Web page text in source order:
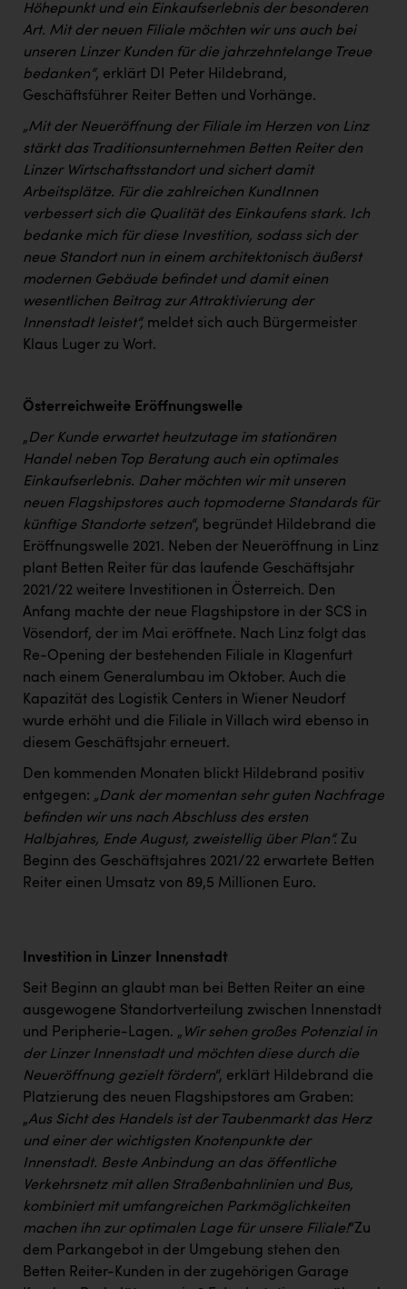
Orlen
PEZ
REMAX
RE/MAX Welcome
Resch&Frisch
RUBBLE MASTER
Ruderclub Wels
SCRI - Salzburg Cancer Research Institute
SCHMACHTL GmbH
Seher + Partner
Smurfit Westrock Nettingsdorf
TCL
TGW Logistics
TRAILOMAT & Cycling Austria
VERITAS
Vier Diamanten
Vorlagenportal
Wir besiegen Krebs
Wirtschaftskammer OÖ
ZGONC
ZULuft - Zukunft Luft Austria
z.l.ö.
Österreichisches Hebammengremium
Wirtschaftskammer OÖ Energiehandel
kunden basics
kontakt
Höhepunkt und ein Einkaufserlebnis der besonderen
Art. Mit der neuen Filiale möchten wir uns auch bei
unseren Linzer Kunden für die jahrzehntelange Treue
bedanken“, erklärt DI Peter Hildebrand,
Geschäftsführer Reiter Betten und Vorhänge.
„Mit der Neueröffnung der Filiale im Herzen von Linz
stärkt das Traditionsunternehmen Betten Reiter den
Linzer Wirtschaftsstandort und sichert damit
Arbeitsplätze. Für die zahlreichen KundInnen
verbessert sich die Qualität des Einkaufens stark. Ich
bedanke mich für diese Investition, sodass sich der
neue Standort nun in einem architektonisch äußerst
modernen Gebäude befindet und damit einen
wesentlichen Beitrag zur Attraktivierung der
Innenstadt leistet“, meldet sich auch Bürgermeister
Klaus Luger zu Wort.
Österreichweite Eröffnungswelle
„Der Kunde erwartet heutzutage im stationären
Handel neben Top Beratung auch ein optimales
Einkaufserlebnis. Daher möchten wir mit unseren
neuen Flagshipstores auch topmoderne Standards für
künftige Standorte setzen“, begründet Hildebrand die
Eröffnungswelle 2021. Neben der Neueröffnung in Linz
plant Betten Reiter für das laufende Geschäftsjahr
2021/22 weitere Investitionen in Österreich. Den
Anfang machte der neue Flagshipstore in der SCS in
Vösendorf, der im Mai eröffnete. Nach Linz folgt das
Re-Opening der bestehenden Filiale in Klagenfurt
nach einem Generalumbau im Oktober. Auch die
Kapazität des Logistik Centers in Wiener Neudorf
wurde erhöht und die Filiale in Villach wird ebenso in
diesem Geschäftsjahr erneuert.
Den kommenden Monaten blickt Hildebrand positiv
entgegen: „Dank der momentan sehr guten Nachfrage
befinden wir uns nach Abschluss des ersten
Halbjahres, Ende August, zweistellig über Plan“. Zu
Beginn des Geschäftsjahres 2021/22 erwartete Betten
Reiter einen Umsatz von 89,5 Millionen Euro.
Investition in Linzer Innenstadt
Seit Beginn an glaubt man bei Betten Reiter an eine
ausgewogene Standortverteilung zwischen Innenstadt
und Peripherie-Lagen. „ Wir sehen großes Potenzial in
der Linzer Innenstadt und möchten diese durch die
Neueröffnung gezielt fördern“, erklärt Hildebrand die
Platzierung des neuen Flagshipstores am Graben:
„Aus Sicht des Handels ist der Taubenmarkt das Herz
und einer der wichtigsten Knotenpunkte der
Innenstadt. Beste Anbindung an das öffentliche
Verkehrsnetz mit allen Straßenbahnlinien und Bus,
kombiniert mit umfangreichen Parkmöglichkeiten
machen ihn zur optimalen Lage für unsere Filiale!“Zu
dem Parkangebot in der Umgebung stehen den
Betten Reiter-Kunden in der zugehörigen Garage